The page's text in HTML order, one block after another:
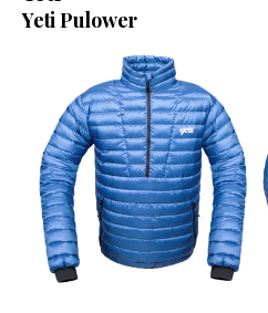
Yeti Pulower